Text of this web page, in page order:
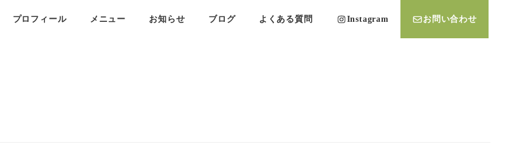
プロフィール メニュー お知らせ ブログ よくある質問 Instagram お問い合わせ